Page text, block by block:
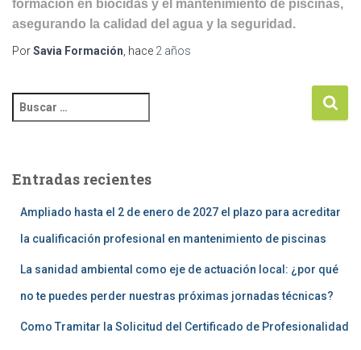
formación en biocidas y el mantenimiento de piscinas,
asegurando la calidad del agua y la seguridad.
PorSavia Formación , hace 2 años
Entradas recientes
Ampliado hasta el 2 de enero de 2027 el plazo para acreditar
la cualificación profesional en mantenimiento de piscinas
La sanidad ambiental como eje de actuación local: ¿por qué
no te puedes perder nuestras próximas jornadas técnicas?
Como Tramitar la Solicitud del Certificado de Profesionalidad